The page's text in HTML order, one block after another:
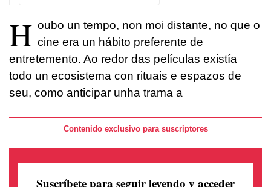
H oubo un tempo, non moi distante, no que o
cine era un hábito preferente de
entretemento. Ao redor das películas existía
todo un ecosistema con rituais e espazos de
seu, como anticipar unha trama a
Contenido exclusivo para suscriptores
Suscríbete para seguir leyendo y acceder